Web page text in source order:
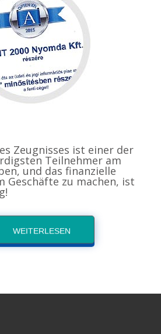
Zeugnisses ist einer der
Teilnehmer am
und das finanzielle
Geschäfte zu machen, ist
WEITERLESEN